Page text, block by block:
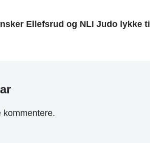
Ellefsrud og NLI Judo lykke